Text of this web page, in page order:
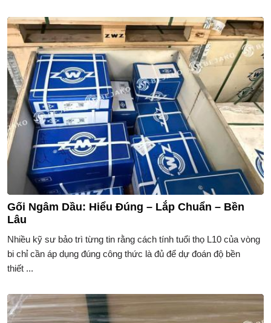
Gối Ngâm Dầu: Hiểu Đúng – Lắp Chuẩn – Bền
Lâu
Nhiều kỹ sư bảo trì từng tin rằng cách tính tuổi thọ L10 của vòng
bi chỉ cần áp dụng đúng công thức là đủ để dự đoán độ bền
thiết ...